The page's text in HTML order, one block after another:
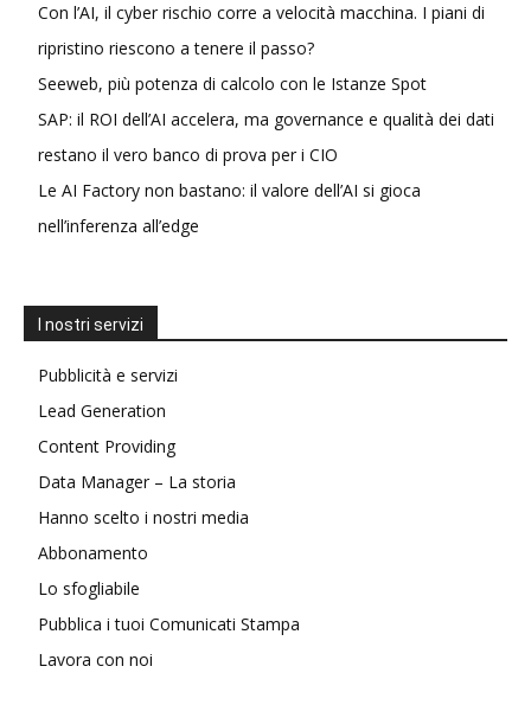
Con l’AI, il cyber rischio corre a velocità macchina. I piani di
ripristino riescono a tenere il passo?
Seeweb, più potenza di calcolo con le Istanze Spot
SAP: il ROI dell’AI accelera, ma governance e qualità dei dati
restano il vero banco di prova per i CIO
Le AI Factory non bastano: il valore dell’AI si gioca
nell’inferenza all’edge
I nostri servizi
Pubblicità e servizi
Lead Generation
Content Providing
Data Manager – La storia
Hanno scelto i nostri media
Abbonamento
Lo sfogliabile
Pubblica i tuoi Comunicati Stampa
Lavora con noi